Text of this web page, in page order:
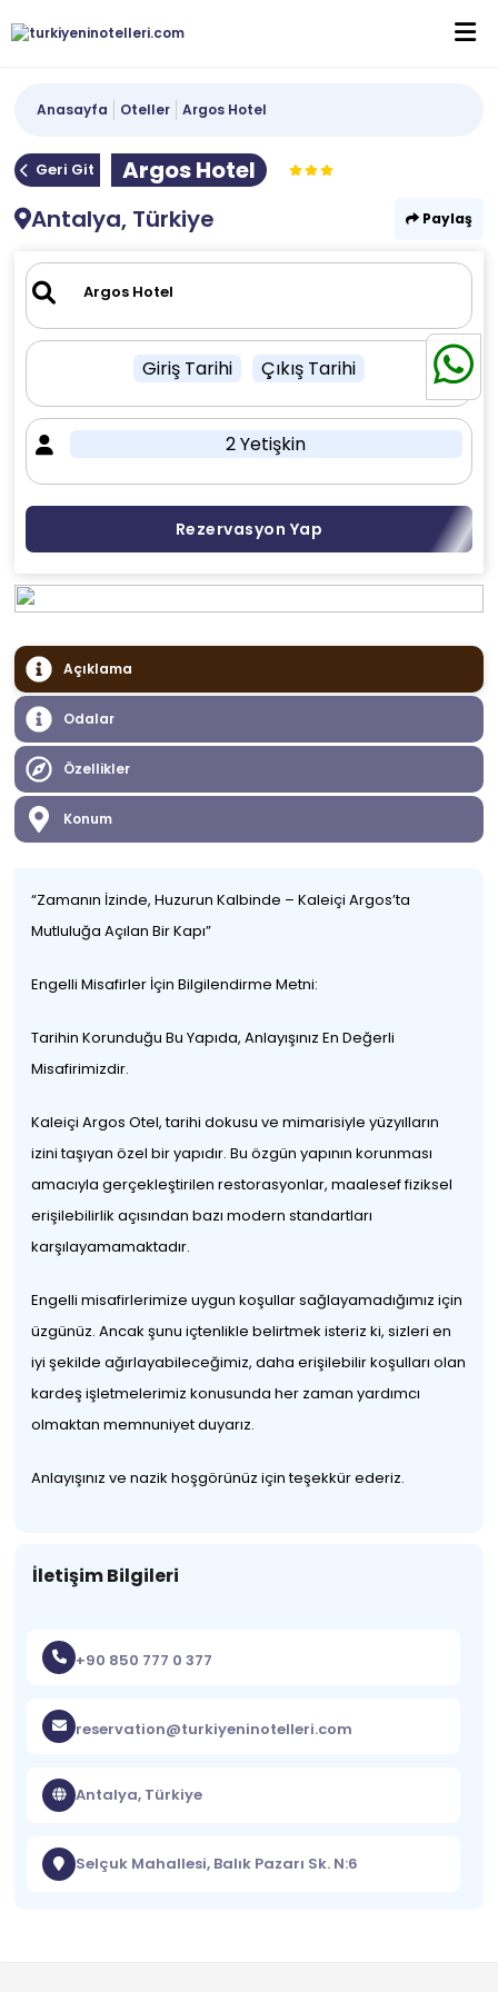
Anasayfa Oteller Argos Hotel
Geri Git
Argos Hotel
Antalya, Türkiye
Paylaş
Giriş Tarihi Çıkış Tarihi
2 Yetişkin
Rezervasyon Yap
Açıklama
Odalar
Özellikler
Konum
“Zamanın İzinde, Huzurun Kalbinde – Kaleiçi Argos’ta
Mutluluğa Açılan Bir Kapı”
Engelli Misafirler İçin Bilgilendirme Metni:
Tarihin Korunduğu Bu Yapıda, Anlayışınız En Değerli
Misafirimizdir.
Kaleiçi Argos Otel, tarihi dokusu ve mimarisiyle yüzyılların
izini taşıyan özel bir yapıdır. Bu özgün yapının korunması
amacıyla gerçekleştirilen restorasyonlar, maalesef fiziksel
erişilebilirlik açısından bazı modern standartları
karşılayamamaktadır.
Engelli misafirlerimize uygun koşullar sağlayamadığımız için
üzgünüz. Ancak şunu içtenlikle belirtmek isteriz ki, sizleri en
iyi şekilde ağırlayabileceğimiz, daha erişilebilir koşulları olan
kardeş işletmelerimiz konusunda her zaman yardımcı
olmaktan memnuniyet duyarız.
Anlayışınız ve nazik hoşgörünüz için teşekkür ederiz.
İletişim Bilgileri
+90 850 777 0 377
reservation@turkiyeninotelleri.com
Antalya, Türkiye
Selçuk Mahallesi, Balık Pazarı Sk. N:6